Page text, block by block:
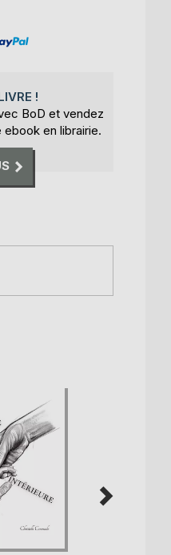
!
BoD et vendez
en librairie.